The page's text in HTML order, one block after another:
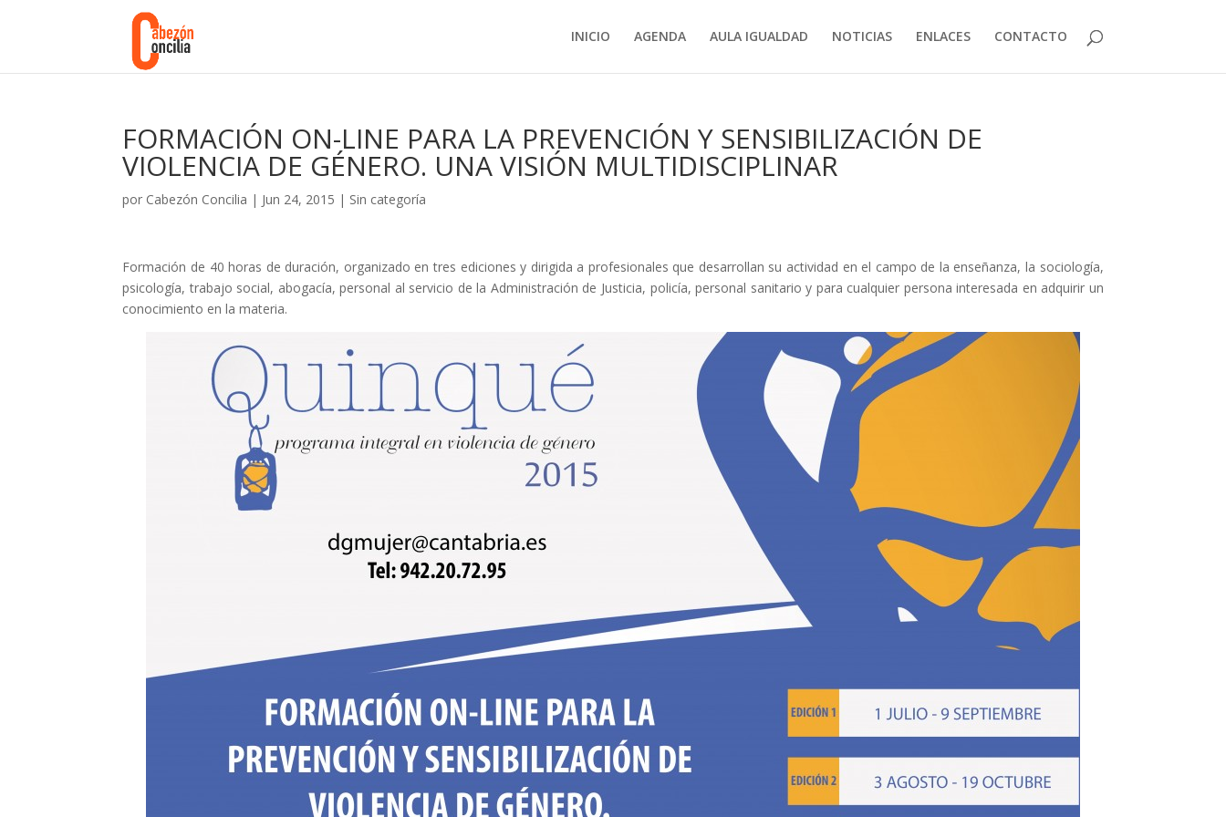
INICIO AGENDA AULA IGUALDAD NOTICIAS ENLACES CONTACTO
FORMACIÓN ON-LINE PARA LA PREVENCIÓN Y SENSIBILIZACIÓN DE
VIOLENCIA DE GÉNERO. UNA VISIÓN MULTIDISCIPLINAR
por Cabezón Concilia | Jun 24, 2015 | Sin categoría
Formación de 40 horas de duración, organizado en tres ediciones y dirigida a profesionales que desarrollan su actividad en el campo de la enseñanza, la sociología,
psicología, trabajo social, abogacía, personal al servicio de la Administración de Justicia, policía, personal sanitario y para cualquier persona interesada en adquirir un
conocimiento en la materia.